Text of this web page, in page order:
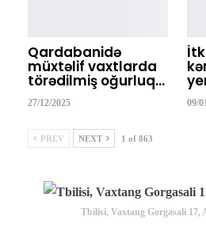
Qardabanidə
müxtəlif vaxtlarda
törədilmiş oğurluq…
27/12/2025 09/
PREV NEXT 1 of 863
Tbilisi, Vaxtang Gorgasali 17,